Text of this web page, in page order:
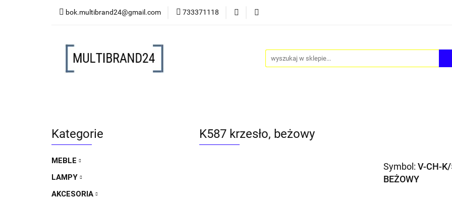
bok.multibrand24@gmail.com 733371118
MEBLE LAMPY AKCESORIA
Kategorie
MEBLE
LAMPY
AKCESORIA
K587 krzesło, beżowy
Symbol:V-CH-
BEŻOWY